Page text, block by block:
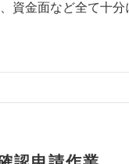
資金面など全て十